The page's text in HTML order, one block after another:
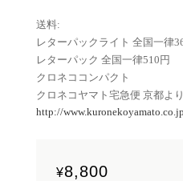
送料:
レターパックライト 全国一律
レターパック 全国一律510円
クロネココンパクト
クロネコヤマト宅急便 京都よ
http://
¥8,800